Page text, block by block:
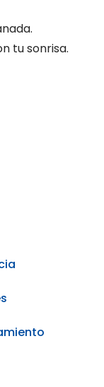
tu sonrisa.